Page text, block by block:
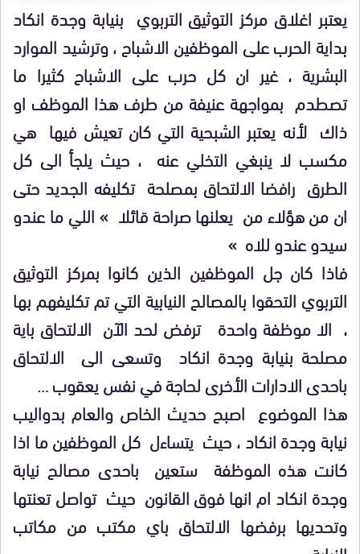
يعتبر اغلاق مركز التوثيق التربوي بنيابة وجدة انكاد
بداية الحرب على الموظفين الاشباح ، وترشيد الموارد
البشرية ، غير ان كل حرب على الاشباح كثيرا ما
تصطدم بمواجهة عنيفة من طرف هذا الموظف او
ذاك لأنه يعتبر الشبحية التي كان تعيش فيها هي
مكسب لا ينبغي التخلي عنه ، حيث يلجأ الى كل
الطرق رافضا الالتحاق بمصلحة تكليفه الجديد حتى
ان من هؤلاء من يعلنها صراحة قائلا » اللي ما عندو
سيدو عندو للاه »
فاذا كان جل الموظفين الذين كانوا بمركز التوثيق
التربوي التحقوا بالمصالح النيابية التي تم تكليفهم بها
، الا موظفة واحدة ترفض لحد الآن الالتحاق باية
مصلحة بنيابة وجدة انكاد وتسعى الى الالتحاق
باحدى الادارات الأخرى لحاجة في نفس يعقوب …
هذا الموضوع اصبح حديث الخاص والعام بدواليب
نيابة وجدة انكاد ، حيث يتساءل كل الموظفين ما اذا
كانت هذه الموظفة ستعين باحدى مصالح نيابة
وجدة انكاد ام انها فوق القانون حيث تواصل تعنتها
وتحديها برفضها الالتحاق باي مكتب من مكاتب